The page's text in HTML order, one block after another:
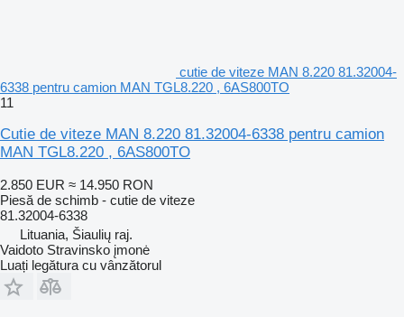
cutie de viteze MAN 8.220 81.32004-
6338 pentru camion MAN TGL8.220 , 6AS800TO
11
Cutie de viteze MAN 8.220 81.32004-6338 pentru camion
MAN TGL8.220 , 6AS800TO
2.850 EUR ≈ 14.950 RON
Piesă de schimb - cutie de viteze
81.32004-6338
Lituania, Šiaulių raj.
Vaidoto Stravinsko įmonė
Luați legătura cu vânzătorul